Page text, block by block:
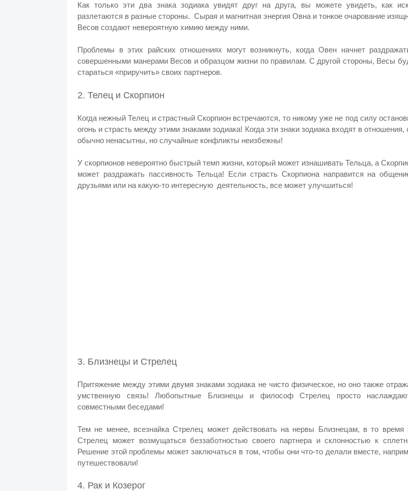
Как только эти два знака зодиака увидят друг на друга, вы можете увидеть, как
разлетаются в разные стороны. Сырая и магнитная энергия Овна и тонкое очарование
Весов создают невероятную химию между ними.
Проблемы в этих райских отношениях могут возникнуть, когда Овен начнет
совершенными манерами Весов и образцом жизни по правилам. С другой стороны, Весы
стараться «приручить» своих партнеров.
2. Телец и Скорпион
Когда нежный Телец и страстный Скорпион встречаются, то никому уже не под силу
огонь и страсть между этими знаками зодиака! Когда эти знаки зодиака входят в отношения,
обычно ненасытны, но случайные конфликты неизбежны!
У скорпионов невероятно быстрый темп жизни, который может изнашивать Тельца, а
может раздражать пассивность Тельца! Если страсть Скорпиона направится ​​на
друзьями или на какую-то интересную деятельность, все может улучшиться!
3. Близнецы и Стрелец
Притяжение между этими двумя знаками зодиака не чисто физическое, но оно также
умственную связь! Любопытные Близнецы и философ Стрелец просто
совместными беседами!
Тем не менее, всезнайка Стрелец может действовать на нервы Близнецам, в то время
Стрелец может возмущаться беззаботностью своего партнера и склонностью к
Решение этой проблемы может заключаться в том, чтобы они что-то делали вместе,
путешествовали!
4. Рак и Козерог